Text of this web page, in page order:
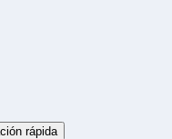
rápida